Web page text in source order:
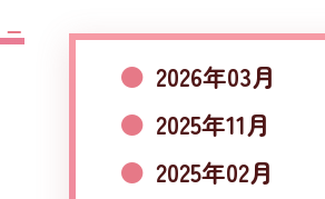
2026年03月
2025年11月
2025年02月